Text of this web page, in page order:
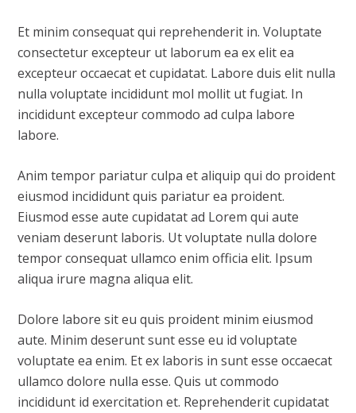
Et minim consequat qui reprehenderit in. Voluptate
consectetur excepteur ut laborum ea ex elit ea
excepteur occaecat et cupidatat. Labore duis elit nulla
nulla voluptate incididunt mol mollit ut fugiat. In
incididunt excepteur commodo ad culpa labore
labore.
Anim tempor pariatur culpa et aliquip qui do proident
eiusmod incididunt quis pariatur ea proident.
Eiusmod esse aute cupidatat ad Lorem qui aute
veniam deserunt laboris. Ut voluptate nulla dolore
tempor consequat ullamco enim officia elit. Ipsum
aliqua irure magna aliqua elit.
Dolore labore sit eu quis proident minim eiusmod
aute. Minim deserunt sunt esse eu id voluptate
voluptate ea enim. Et ex laboris in sunt esse occaecat
ullamco dolore nulla esse. Quis ut commodo
incididunt id exercitation et. Reprehenderit cupidatat